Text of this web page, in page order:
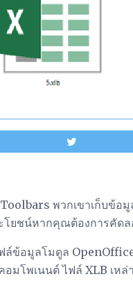
พวกเขาเก็บข้อ
โยชน์หากคุณต้องการคัด
ล์ข้อมูลโมดูล
อมโพเนนต์ ไฟล์ XLB เห